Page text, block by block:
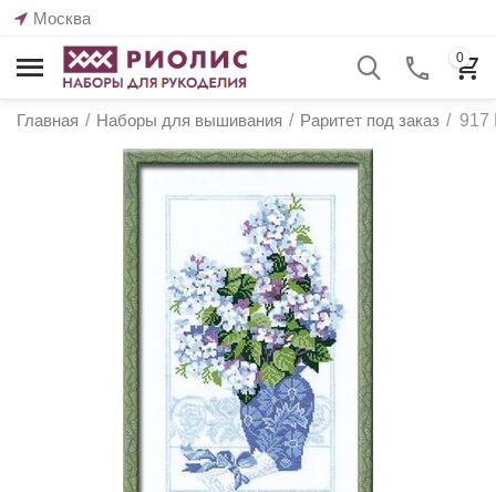
Москва
0
Главная / Наборы для вышивания / Раритет под заказ / 917